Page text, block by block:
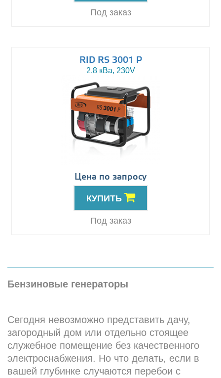
Под заказ
RID RS 3001 P
2.8 кВа, 230V
Цена по запросу
КУПИТЬ
Под заказ
Бензиновые генераторы
Сегодня невозможно представить дачу,
загородный дом или отдельно стоящее
служебное помещение без качественного
электроснабжения. Но что делать, если в
вашей глубинке случаются перебои с